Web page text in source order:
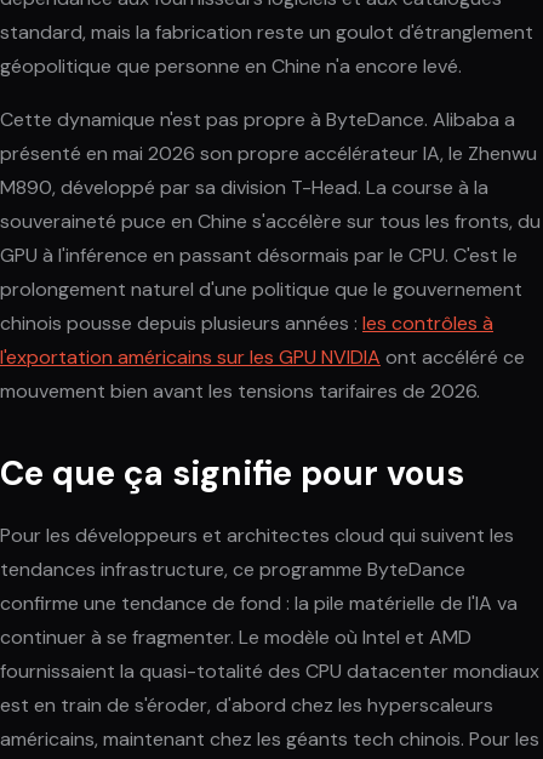
standard, mais la fabrication reste un goulot d'étranglement
géopolitique que personne en Chine n'a encore levé.
Cette dynamique n'est pas propre à ByteDance. Alibaba a
présenté en mai 2026 son propre accélérateur IA, le Zhenwu
M890, développé par sa division T-Head. La course à la
souveraineté puce en Chine s'accélère sur tous les fronts, du
GPU à l'inférence en passant désormais par le CPU. C'est le
prolongement naturel d'une politique que le gouvernement
chinois pousse depuis plusieurs années : les contrôles à
l'exportation américains sur les GPU NVIDIA ont accéléré ce
mouvement bien avant les tensions tarifaires de 2026.
Ce que ça signifie pour vous
Pour les développeurs et architectes cloud qui suivent les
tendances infrastructure, ce programme ByteDance
confirme une tendance de fond : la pile matérielle de l'IA va
continuer à se fragmenter. Le modèle où Intel et AMD
fournissaient la quasi-totalité des CPU datacenter mondiaux
est en train de s'éroder, d'abord chez les hyperscaleurs
américains, maintenant chez les géants tech chinois. Pour les